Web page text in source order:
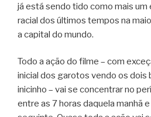
já está sendo tido como mais um
racial dos últimos tempos na
a capital do mundo.
Todo a ação do filme – com
inicial dos garotos vendo os dois
inicinho – vai se concentrar no
entre as 7 horas daquela manhã